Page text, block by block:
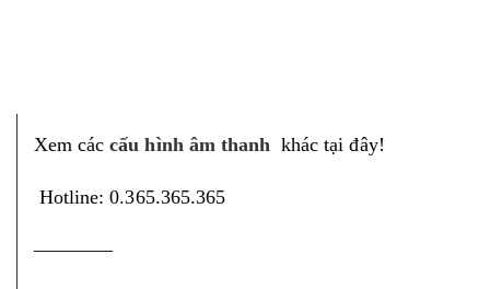
Xem cáccấu hình âm thanh khác tại đây!
Hotline: 0.365.365.365
————